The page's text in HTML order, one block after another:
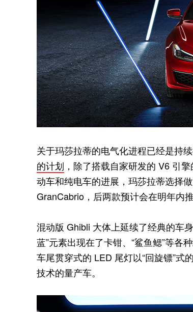
关于玛莎拉蒂的电气化进程已经是持
的计划 ，除了搭载自家研发的 V6 引
动车和纯电车的进展，玛莎拉蒂选择
GranCabrio，后两款预计会在明年内推
混动版 Ghibli 大体上延续了经典的车
蓝”元素出现在了卡钳、“鲨鱼鳃”等
车尾贯穿式的 LED 尾灯以“回旋镖”式
技术的量产车。